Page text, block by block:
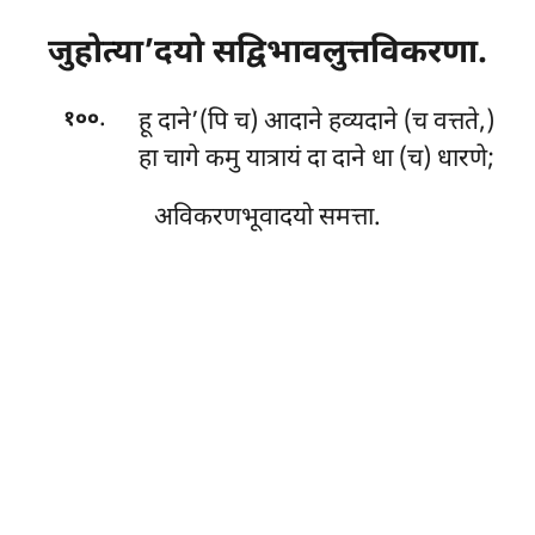
जुहोत्या’दयोसद्विभावलुत्तविकरणा.
१००.
हू दाने’(पि च) आदाने हव्यदाने (च वत्तते,)
हा चागे कमु यात्रायं दा दाने धा (च) धारणे;
अविकरणभूवादयो समत्ता.